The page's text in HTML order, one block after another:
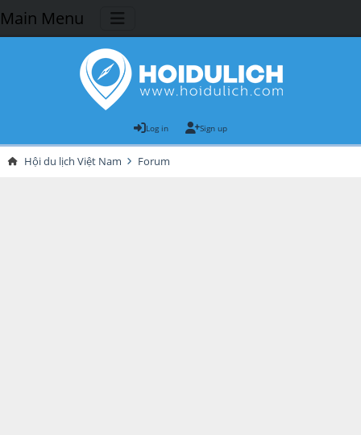
Main Menu
Log in Sign up
Hội du lịch Việt Nam Forum